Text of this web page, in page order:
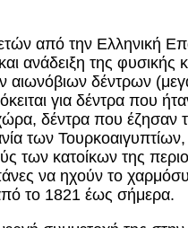
από την Ελληνική
ανάδειξη της φυσικής
αιωνόβιων δέντρων
για δέντρα που
δέντρα που
των
των κατοίκων της
να ηχούν το
το 1821 έως σήμερα.